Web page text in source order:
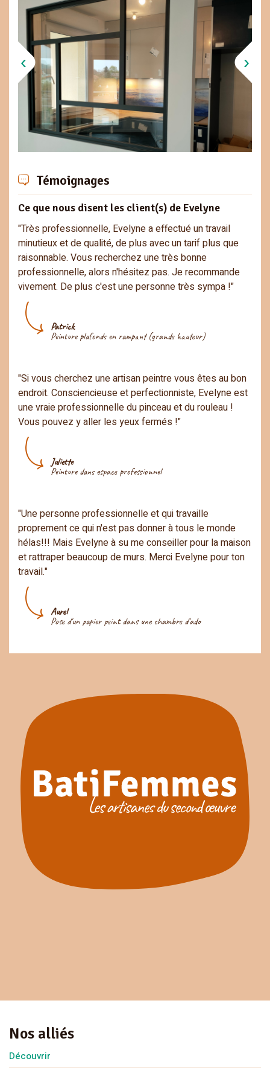
Témoignages
Ce que nous disent les client(s) de Evelyne
"Très professionnelle, Evelyne a effectué un travail
minutieux et de qualité, de plus avec un tarif plus que
raisonnable. Vous recherchez une très bonne
professionnelle, alors n'hésitez pas. Je recommande
vivement. De plus c'est une personne très sympa !"
Patrick
Peinture plafonds en rampant (grande hauteur)
"Si vous cherchez une artisan peintre vous êtes au bon
endroit. Consciencieuse et perfectionniste, Evelyne est
une vraie professionnelle du pinceau et du rouleau !
Vous pouvez y aller les yeux fermés !"
Juliette
Peinture dans espace professionnel
"Une personne professionnelle et qui travaille
proprement ce qui n'est pas donner à tous le monde
hélas!!! Mais Evelyne à su me conseiller pour la maison
et rattraper beaucoup de murs. Merci Evelyne pour ton
travail."
Aurel
Pose d'un papier peint dans une chambre d'ado
Nos alliés
Découvrir